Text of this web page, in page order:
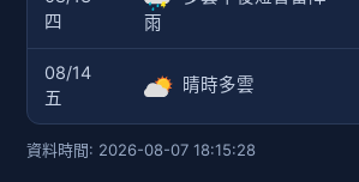
四
雨
08/14
五
晴時多雲
資料時間: 2026-08-07 18:15:28